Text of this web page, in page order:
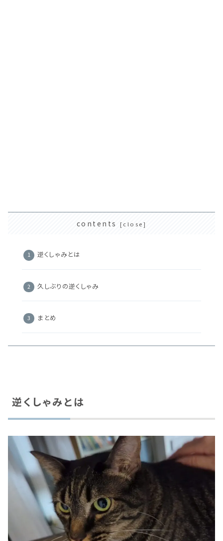
contents
逆くしゃみとは
久しぶりの逆くしゃみ
まとめ
逆くしゃみとは